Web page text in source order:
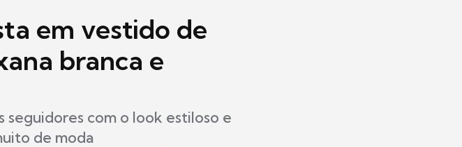
em vestido de
branca e
seguidores com o look estiloso e
de moda